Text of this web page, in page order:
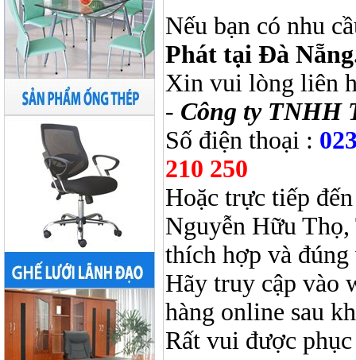
Nếu bạn có nhu
Phát tại Đà
Xin vui lòng liên
- Công ty TNHH
Số điện thoại :
210 250
Hoặc trực tiếp
Nguyễn Hữu Thọ,
thích hợp và
Hãy truy cập vào
hàng online sau
Rất vui được